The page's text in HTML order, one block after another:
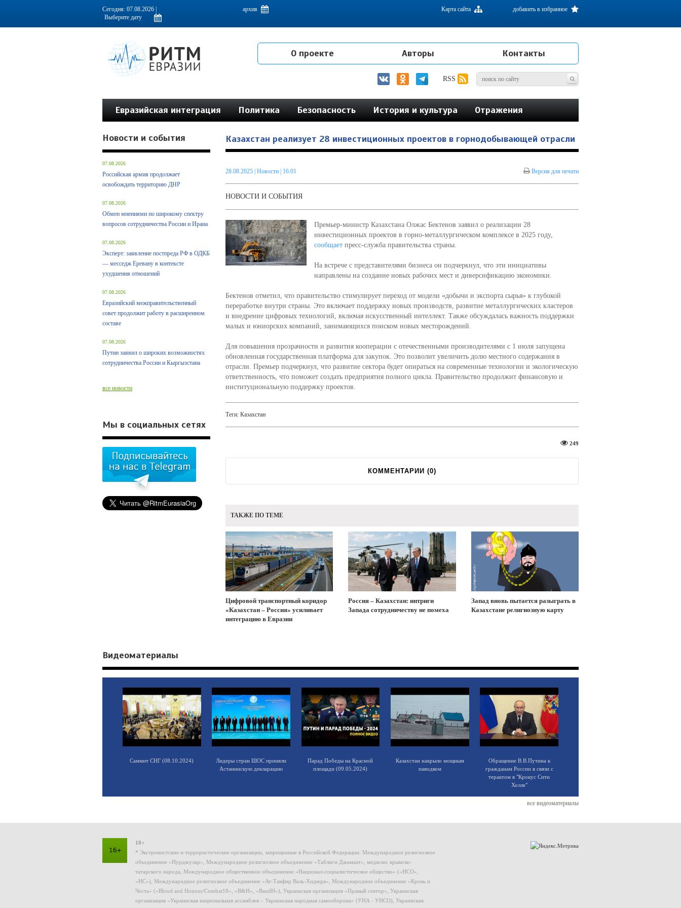
Информационно-аналитическое издание, посвященное актуальным проблемам интеграции на постсоветском пространстве
Сегодня: 07.08.2026 | архив добавить в избранное
Карта сайта
О проекте Авторы Контакты
RSS
Евразийская интеграция Политика Безопасность История и культура Отражения
Казахстан реализует 28 инвестиционных проектов в горнодобывающей отрасли
28.08.2025| Новости | 16.01 Версия для печати
НОВОСТИ И СОБЫТИЯ
Премьер-министр Казахстана Олжас Бектенов заявил о реализации 28
инвестиционных проектов в горно-металлургическом комплексе в 2025 году,
сообщаетпресс-служба правительства страны.
На встрече с представителями бизнеса он подчеркнул, что эти инициативы
направлены на создание новых рабочих мест и диверсификацию экономики.
Бектенов отметил, что правительство стимулирует переход от модели «добычи и экспорта сырья» к глубокой
переработке внутри страны. Это включает поддержку новых производств, развитие металлургических кластеров
и внедрение цифровых технологий, включая искусственный интеллект. Также обсуждалась важность поддержки
малых и юниорских компаний, занимающихся поиском новых месторождений.
Для повышения прозрачности и развития кооперации с отечественными производителями с 1 июля запущена
обновленная государственная платформа для закупок. Это позволит увеличить долю местного содержания в
отрасли. Премьер подчеркнул, что развитие сектора будет опираться на современные технологии и экологическую
ответственность, что поможет создать предприятия полного цикла. Правительство продолжит финансовую и
институциональную поддержку проектов.
Теги: Казахстан
249
КОММЕНТАРИИ (0)
ТАКЖЕ ПО ТЕМЕ
Цифровой транспортный коридор
«Казахстан – Россия» усиливает
интеграцию в Евразии
Россия – Казахстан: интриги
Запада сотрудничеству не помеха
Запад вновь пытается разыграть в
Казахстане религиозную карту
Новости и события
07.08.2026
Российская армия продолжает
освобождать территорию ДНР
07.08.2026
Обмен мнениями по широкому спектру
вопросов сотрудничества России и Ирана
07.08.2026
Эксперт: заявление постпреда РФ в ОДКБ
— месседж Еревану в контексте
ухудшения отношений
07.08.2026
Евразийский межправительственный
совет продолжит работу в расширенном
составе
07.08.2026
Путин заявил о широких возможностях
сотрудничества России и Кыргызстана
все новости
Мы в социальных сетях
Видеоматериалы
Саммит СНГ (08.10.2024)
Лидеры стран ШОС приняли
Астанинскую декларацию
Парад Победы на Красной
площади (09.05.2024)
Казахстан накрыло мощным
паводком
Обращение В.В.Путина к
гражданам России в связи с
терактом в "Крокус Сити
Холле"
все видеоматериалы
18+
* Экстремистские и террористические организации, запрещенные в Российской Федерации: Международное религиозное
объединение «Нурджулар», Международное религиозное объединение «Таблиги Джамаат», меджлис крымско-
татарского народа, Международное общественное объединение «Национал-социалистическое общество» («НСО»,
«НС»), Международное религиозное объединение «Ат-Такфир Валь-Хиджра», Международное объединение «Кровь и
Честь» («Blood and Honour/Combat18», «B&H», «BandH»), Украинская организация «Правый сектор», Украинская
организация «Украинская национальная ассамблея – Украинская народная самооборона» (УНА - УНСО), Украинская